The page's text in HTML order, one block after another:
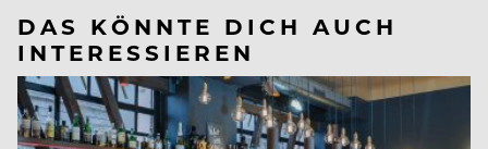
DAS KÖNNTE DICH AUCH
INTERESSIEREN